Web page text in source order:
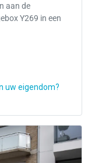
aan de
Y269 in een